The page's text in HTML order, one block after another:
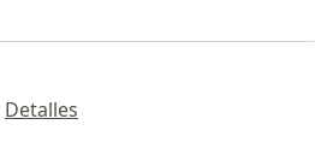
Detalles